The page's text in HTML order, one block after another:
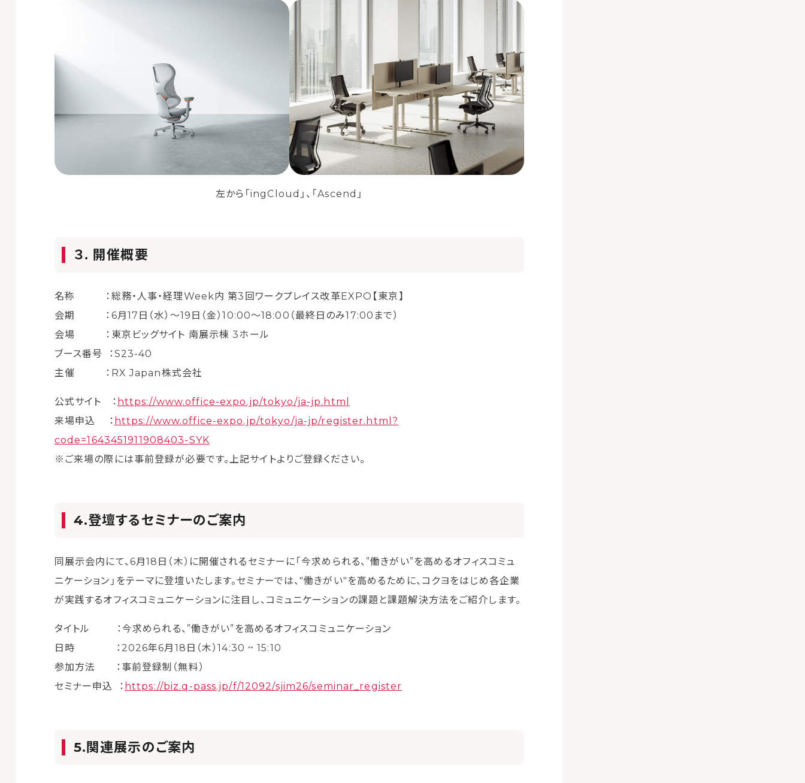
左から「ingCloud」、「Ascend」
３. 開催概要
名称 ：総務・人事・経理Week内 第3回ワークプレイス改革EXPO【東京】
会期 ：6月17日（水）〜19日（金）10:00～18:00（最終日のみ17:00まで）
会場 ：東京ビッグサイト 南展示棟 3ホール
ブース番号 ：S23-40
主催 ：RX Japan株式会社
公式サイト ： https://www.office-expo.jp/tokyo/ja-jp.html
来場申込 ： https://www.office-expo.jp/tokyo/ja-jp/register.html?
code=1643451911908403-SYK
※ご来場の際には事前登録が必要です。上記サイトよりご登録ください。
4.登壇するセミナーのご案内
同展示会内にて、6月18日（木）に開催されるセミナーに「今求められる、”働きがい”を高めるオフィスコミュ
ニケーション」をテーマに登壇いたします。セミナーでは、"働きがい"を高めるために、コクヨをはじめ各企業
が実践するオフィスコミュニケーションに注目し、コミュニケーションの課題と課題解決方法をご紹介します。
タイトル ：今求められる、”働きがい”を高めるオフィスコミュニケーション
日時 ：2026年6月18日（木）14:30 ~ 15:10
参加方法 ：事前登録制（無料）
セミナー申込 ： https://biz.q-pass.jp/f/12092/sjim26/seminar_register
5.関連展示のご案内